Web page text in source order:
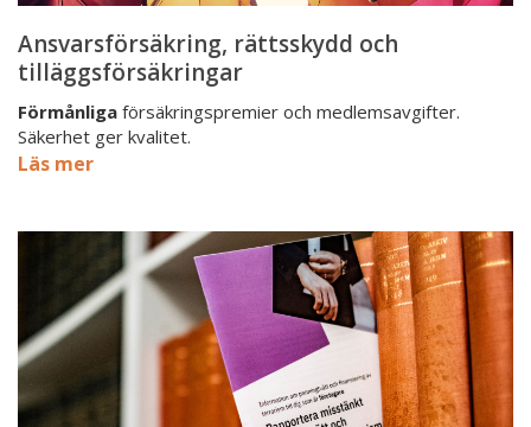
Ansvarsförsäkring, rättsskydd och
tilläggsförsäkringar
Förmånliga försäkringspremier och medlemsavgifter.
Säkerhet ger kvalitet.
Läs mer